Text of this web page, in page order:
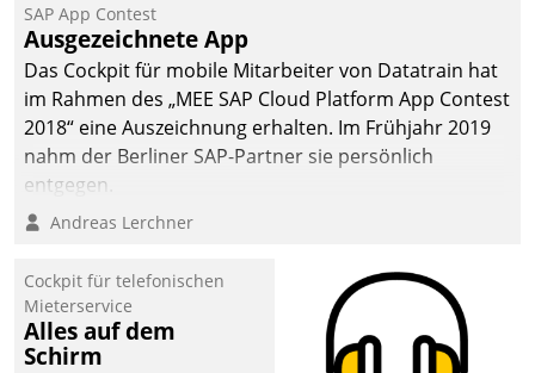
SAP App Contest
Ausgezeichnete App
Das Cockpit für mobile Mitarbeiter von Datatrain hat
im Rahmen des „MEE SAP Cloud Platform App Contest
2018“ eine Auszeichnung erhalten. Im Frühjahr 2019
nahm der Berliner SAP-Partner sie persönlich
entgegen.
Andreas Lerchner
Cockpit für telefonischen
Mieterservice
Alles auf dem
Schirm